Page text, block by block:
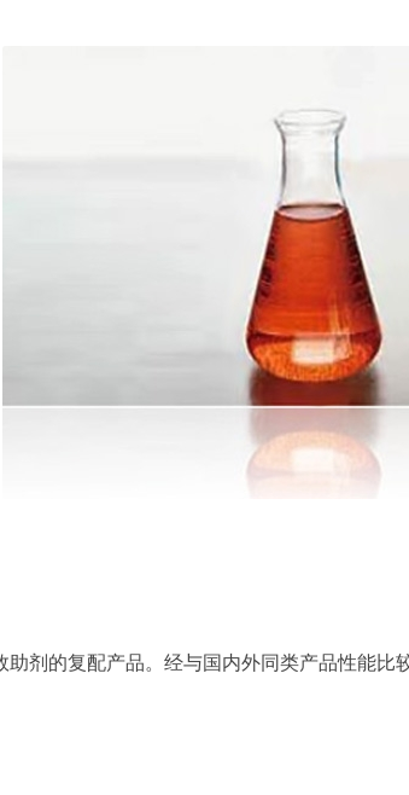
剂的复配产品。经与国内外同类产品性能